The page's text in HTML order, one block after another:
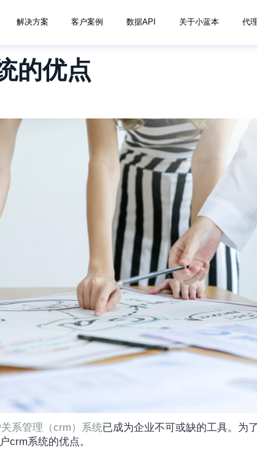
解决方案 客户案例 数据API 关于小蓝本 代
的优点
系管理（crm）系统已成为企业不可或缺的工具。为
crm系统的优点。